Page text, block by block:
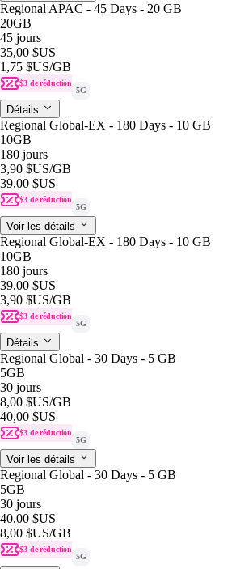
Regional APAC - 45 Days - 20 GB
20GB
45 jours
35,00 $US
1,75 $US/GB
$3 de réduction
5G
Détails
Regional Global-EX - 180 Days - 10 GB
10GB
180 jours
3,90 $US/GB
39,00 $US
$3 de réduction
5G
Voir les détails
Regional Global-EX - 180 Days - 10 GB
10GB
180 jours
39,00 $US
3,90 $US/GB
$3 de réduction
5G
Détails
Regional Global - 30 Days - 5 GB
5GB
30 jours
8,00 $US/GB
40,00 $US
$3 de réduction
5G
Voir les détails
Regional Global - 30 Days - 5 GB
5GB
30 jours
40,00 $US
8,00 $US/GB
$3 de réduction
5G